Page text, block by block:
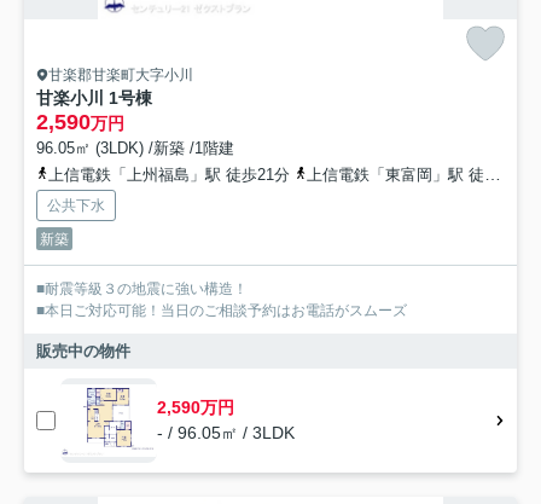
甘楽郡甘楽町大字小川
甘楽小川 1号棟
2,590万円
96.05㎡ (3LDK) /新築 /1階建
上信電鉄「上州福島」駅 徒歩21分
上信電鉄「東富岡」駅 徒歩40分
公共下水
新築
■耐震等級３の地震に強い構造！
■本日ご対応可能！当日のご相談予約はお電話がスムーズ
販売中の物件
2,590万円
- / 96.05㎡ / 3LDK